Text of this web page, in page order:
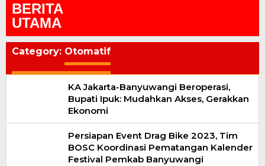
BERITA
UTAMA
Category: Otomatif
KA Jakarta-Banyuwangi Beroperasi,
Bupati Ipuk: Mudahkan Akses, Gerakkan
Ekonomi
Persiapan Event Drag Bike 2023, Tim
BOSC Koordinasi Pematangan Kalender
Festival Pemkab Banyuwangi